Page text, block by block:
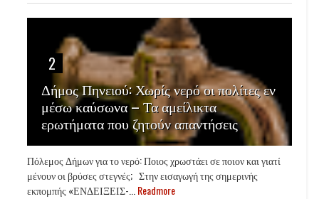
2
Δήμος Πηνειού: Χωρίς νερό οι πολίτες εν
μέσω καύσωνα – Τα αμείλικτα
ερωτήματα που ζητούν απαντήσεις
Πόλεμος Δήμων για το νερό: Ποιος χρωστάει σε ποιον και γιατί
μένουν οι βρύσες στεγνές; Στην εισαγωγή της σημερινής
εκπομπής «ΕΝΔΕΙΞΕΙΣ-...Readmore